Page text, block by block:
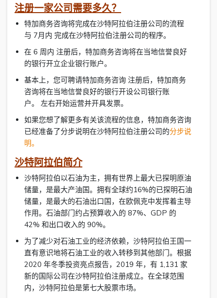
注册一家公司需要多久？
特加商务咨询将完成在沙特阿拉伯注册公司的流程
与 7月内 完成在沙特阿拉伯注册公司的程序。
在 6 周内 注册后，特加商务咨询将在当地信誉良好
的银行开立企业银行账户。
基本上，您可聘请特加商务咨询 注册后，特加商务
咨询将在当地信誉良好的银行开设公司银行账
户。 左右开始运营并开具发票。
如果您想了解更多有关该流程的信息，特加商务咨询
已经准备了分步说明在沙特阿拉伯注册公司的分步说
明。
沙特阿拉伯简介
沙特阿拉伯以石油为主，拥有世界上最大已探明原油
储量，是最大产油国。拥有全球约16%的已探明石油
储量，是最大的石油出口国，在欧佩克中发挥着主导
作用。石油部门约占预算收入的 87%、GDP 的
42% 和出口收入的 90%。
为了减少对石油工业的经济依赖，沙特阿拉伯王国一
直有意识地将石油工业的收入转移到其他部门。根据
2020 年冬季投资亮点报告，2019 年，有 1,131 家
新的国际公司在沙特阿拉伯注册成立。在全球范围
内，沙特阿拉伯是第七大股票市场。